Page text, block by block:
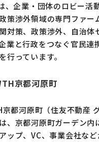
は、企業・団体のロビー活
策渉外領域の専門ファー
対策、政策渉外、自治体
業と行政をつなぐ官民連
行っています。
京都河原町
京都河原町（住友不動産
、京都河原町ガーデン内
ップ、VC、事業会社な